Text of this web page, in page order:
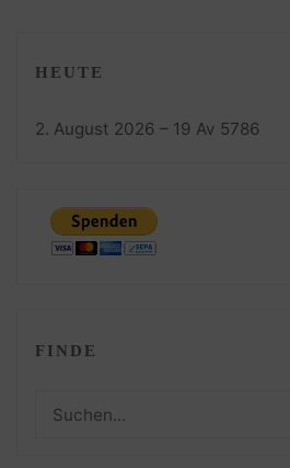
HEUTE
2. August 2026 – 19 Av 5786
FINDE
Suchen